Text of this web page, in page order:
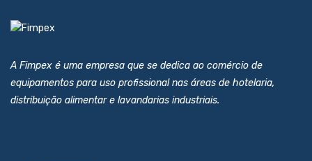
A Fimpex é uma empresa que se dedica ao comércio de
equipamentos para uso profissional nas áreas de hotelaria,
distribuição alimentar e lavandarias industriais.